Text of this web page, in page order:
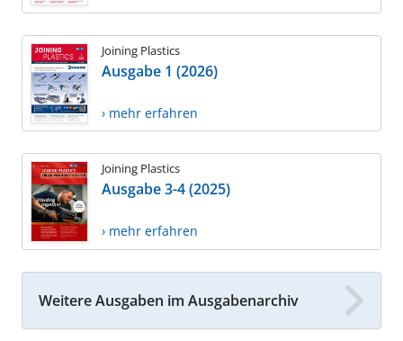
Joining Plastics
Ausgabe 1 (2026)
› mehr erfahren
Joining Plastics
Ausgabe 3-4 (2025)
› mehr erfahren
Weitere Ausgaben im Ausgabenarchiv